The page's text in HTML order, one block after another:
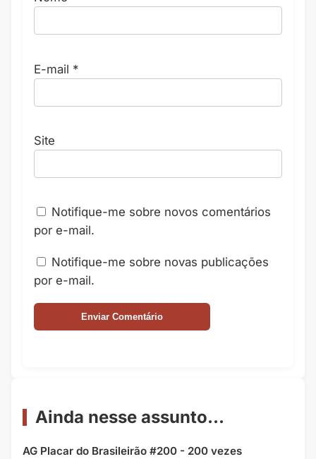
E-mail *
Site
Notifique-me sobre novos comentários
por e-mail.
Notifique-me sobre novas publicações
por e-mail.
Ainda nesse assunto...
AG Placar do Brasileirão #200 - 200 vezes